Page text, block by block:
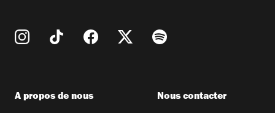
A propos de nous Nous contacter